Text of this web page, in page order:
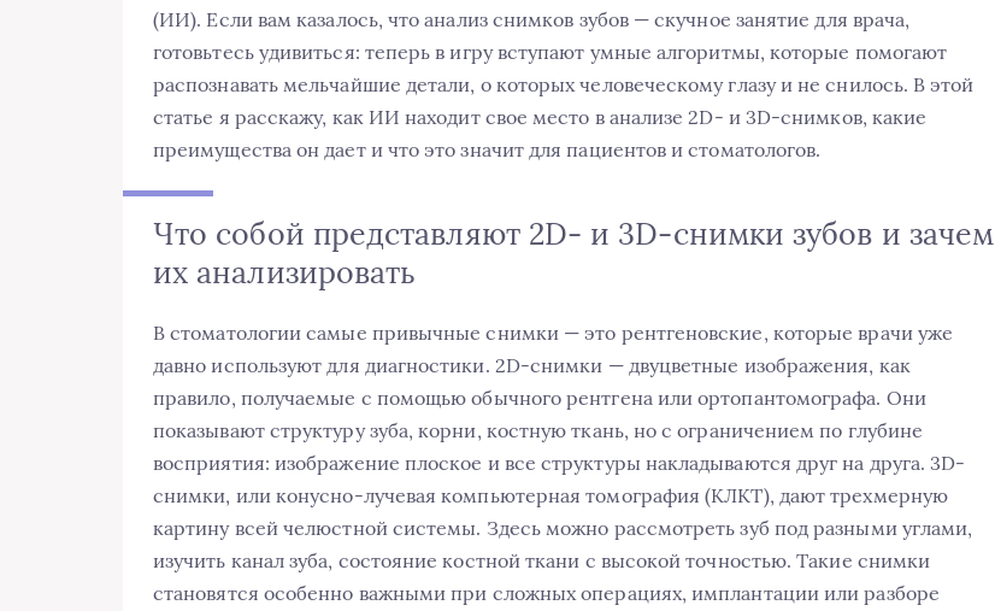
(ИИ). Если вам казалось, что анализ снимков зубов — скучное занятие для врача,
готовьтесь удивиться: теперь в игру вступают умные алгоритмы, которые помогают
распознавать мельчайшие детали, о которых человеческому глазу и не снилось. В этой
статье я расскажу, как ИИ находит свое место в анализе 2D- и 3D-снимков, какие
преимущества он дает и что это значит для пациентов и стоматологов.
Что собой представляют 2D- и 3D-снимки зубов и зачем
их анализировать
В стоматологии самые привычные снимки — это рентгеновские, которые врачи уже
давно используют для диагностики. 2D-снимки — двуцветные изображения, как
правило, получаемые с помощью обычного рентгена или ортопантомографа. Они
показывают структуру зуба, корни, костную ткань, но с ограничением по глубине
восприятия: изображение плоское и все структуры накладываются друг на друга. 3D-
снимки, или конусно-лучевая компьютерная томография (КЛКТ), дают трехмерную
картину всей челюстной системы. Здесь можно рассмотреть зуб под разными углами,
изучить канал зуба, состояние костной ткани с высокой точностью. Такие снимки
становятся особенно важными при сложных операциях, имплантации или разборе